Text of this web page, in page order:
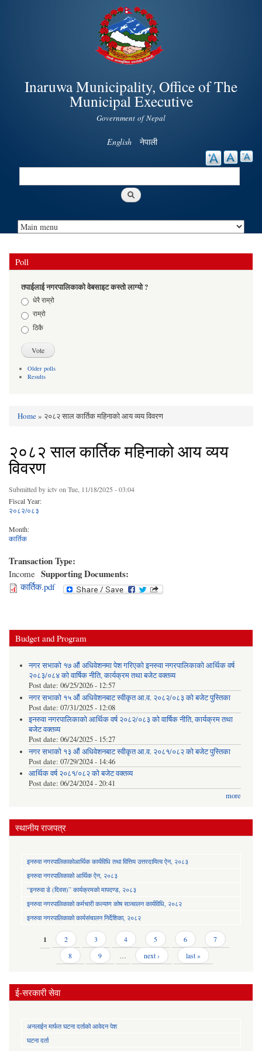
Skip to
main
content
Inaruwa Municipality, Office of The
Municipal Executive
Government of Nepal
English नेपाली
Search
Poll
तपाईलाई नगरपालिकाको वेबसाइट कस्तो लाग्यो ?
Choicesधेरै राम्रो
राम्रो
ठिकै
Older polls
Results
Home» २०८२ साल कार्तिक महिनाको आय व्यय विवरण
२०८२ साल कार्तिक महिनाको आय व्यय
विवरण
Submitted byictvon Tue, 11/18/2025 - 03:04
Fiscal Year:
२०८२/०८३
Month:
कार्तिक
Transaction Type:
Income Supporting Documents:
कार्तिक.pdf
Budget and Program
नगर सभाको १७ औं अधिवेशनमा पेश गरिएको इनरुवा नगरपालिकाको आर्थिक वर्ष
२०८३/०८४ को वार्षिक नीति, कार्यक्रम तथा बजेट वक्तव्य
Post date: 06/25/2026 - 12:57
नगर सभाको १५ औं अधिवेशनबाट स्वीकृत आ.व. २०८२/०८३ को बजेट पुस्तिका
Post date: 07/31/2025 - 12:08
इनरुवा नगरपालिकाको आर्थिक वर्ष २०८२/०८३ को वार्षिक नीति, कार्यक्रम तथा
बजेट वक्तव्य
Post date: 06/24/2025 - 15:27
नगर सभाको १३ औं अधिवेशनबाट स्वीकृत आ.व. २०८१/०८२ को बजेट पुस्तिका
Post date: 07/29/2024 - 14:46
आर्थिक वर्ष २०८१/०८२ को बजेट वक्तव्य
Post date: 06/24/2024 - 20:41
more
स्थानीय राजपत्र
इनरुवा नगरपालिकाकोआर्थिक कार्यविधि तथा वित्तिय उत्तरदायित्व ऐन, २०८३
इनरुवा नगरपालिकाको आर्थिक ऐन, २०८३
“इनरुवा डे (दिवस)” कार्यक्रमको मापदण्ड, २०८३
इनरुवा नगरपालिकाको कर्मचारी कल्याण कोष सञ्चालन कार्यविधि, २०८२
इनरुवा नगरपालिकाको कार्यसंचालन निर्देशिका, २०८२
Pages1 2 3 4 5 6
7
8
9 … next › last »
ई-सरकारी सेवा
अनलाईन मार्फत घटना दर्ताको आवेदन पेश
घटना दर्ता